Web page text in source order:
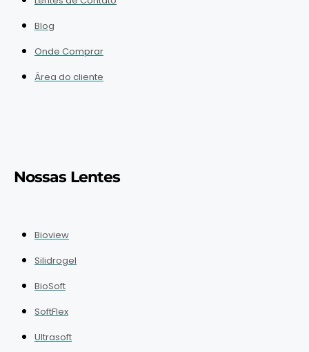
Blog
Onde Comprar
Área do cliente
Nossas Lentes
Bioview
Silidrogel
BioSoft
SoftFlex
Ultrasoft